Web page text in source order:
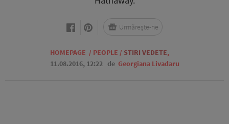
HOMEPAGE / PEOPLE / STIRI VEDETE,
11.08.2016, 12:22 de Georgiana Livadaru
Urmărește-ne